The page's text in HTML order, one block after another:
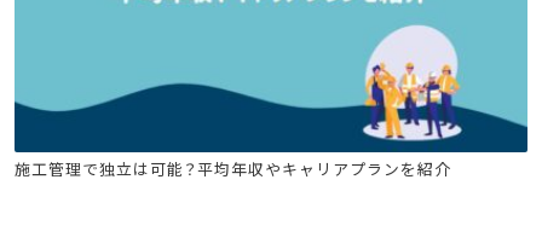
建設キャリア転職 建築施工管理技士 土木施工管理技士
施工管理で独立は可能？平均年収やキャリアプランを紹介